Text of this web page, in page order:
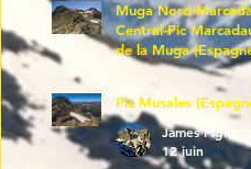
Muga Nord-
Central-Pic
de la Muga
James Pignoux
21 juin
Pic Musales
James Pignoux
12 juin